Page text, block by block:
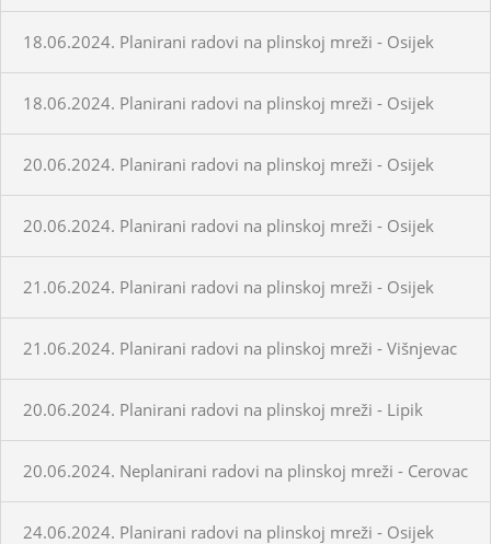
18.06.2024. Planirani radovi na plinskoj mreži - Osijek
18.06.2024. Planirani radovi na plinskoj mreži - Osijek
20.06.2024. Planirani radovi na plinskoj mreži - Osijek
20.06.2024. Planirani radovi na plinskoj mreži - Osijek
21.06.2024. Planirani radovi na plinskoj mreži - Osijek
21.06.2024. Planirani radovi na plinskoj mreži - Višnjevac
20.06.2024. Planirani radovi na plinskoj mreži - Lipik
20.06.2024. Neplanirani radovi na plinskoj mreži - Cerovac
24.06.2024. Planirani radovi na plinskoj mreži - Osijek